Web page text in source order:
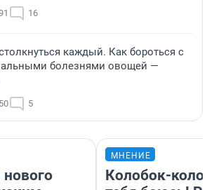
16
каждый. Как бороться с
болезнями овощей —
5
МНЕНИЕ
Колобок-